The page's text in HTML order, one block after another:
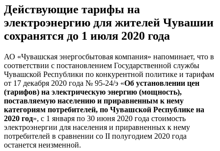
Действующие тарифы на
электроэнергию для жителей Чувашии
сохранятся до 1 июля 2020 года
АО «Чувашская энергосбытовая компания» напоминает, что в
соответствии с постановлением Государственной службы
Чувашской Республики по конкурентной политике и тарифам
от 17 декабря 2020 года № 95-24/э «Об установлении цен
(тарифов) на электрическую энергию (мощность),
поставляемую населению и приравненным к нему
категориям потребителей, по Чувашской Республике на
2020 год», с 1 января по 30 июня 2020 года стоимость
электроэнергии для населения и приравненных к нему
потребителей в сравнении со II полугодием 2020 года
останется неизменной.